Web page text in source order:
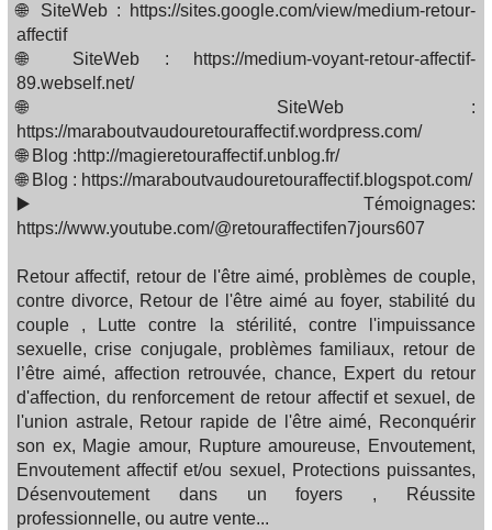
🌐 SiteWeb : https://sites.google.com/view/medium-retour-
affectif
🌐 SiteWeb : https://medium-voyant-retour-affectif-
89.webself.net/
🌐 SiteWeb :
https://maraboutvaudouretouraffectif.wordpress.com/
🌐 Blog :http://magieretouraffectif.unblog.fr/
🌐 Blog : https://maraboutvaudouretouraffectif.blogspot.com/
▶️ Témoignages:
https://www.youtube.com/@retouraffectifen7jours607
Retour affectif, retour de l'être aimé, problèmes de couple,
contre divorce, Retour de l'être aimé au foyer, stabilité du
couple , Lutte contre la stérilité, contre l'impuissance
sexuelle, crise conjugale, problèmes familiaux, retour de
l’être aimé, affection retrouvée, chance, Expert du retour
d'affection, du renforcement de retour affectif et sexuel, de
l'union astrale, Retour rapide de l'être aimé, Reconquérir
son ex, Magie amour, Rupture amoureuse, Envoutement,
Envoutement affectif et/ou sexuel, Protections puissantes,
Désenvoutement dans un foyers , Réussite
professionnelle, ou autre vente...